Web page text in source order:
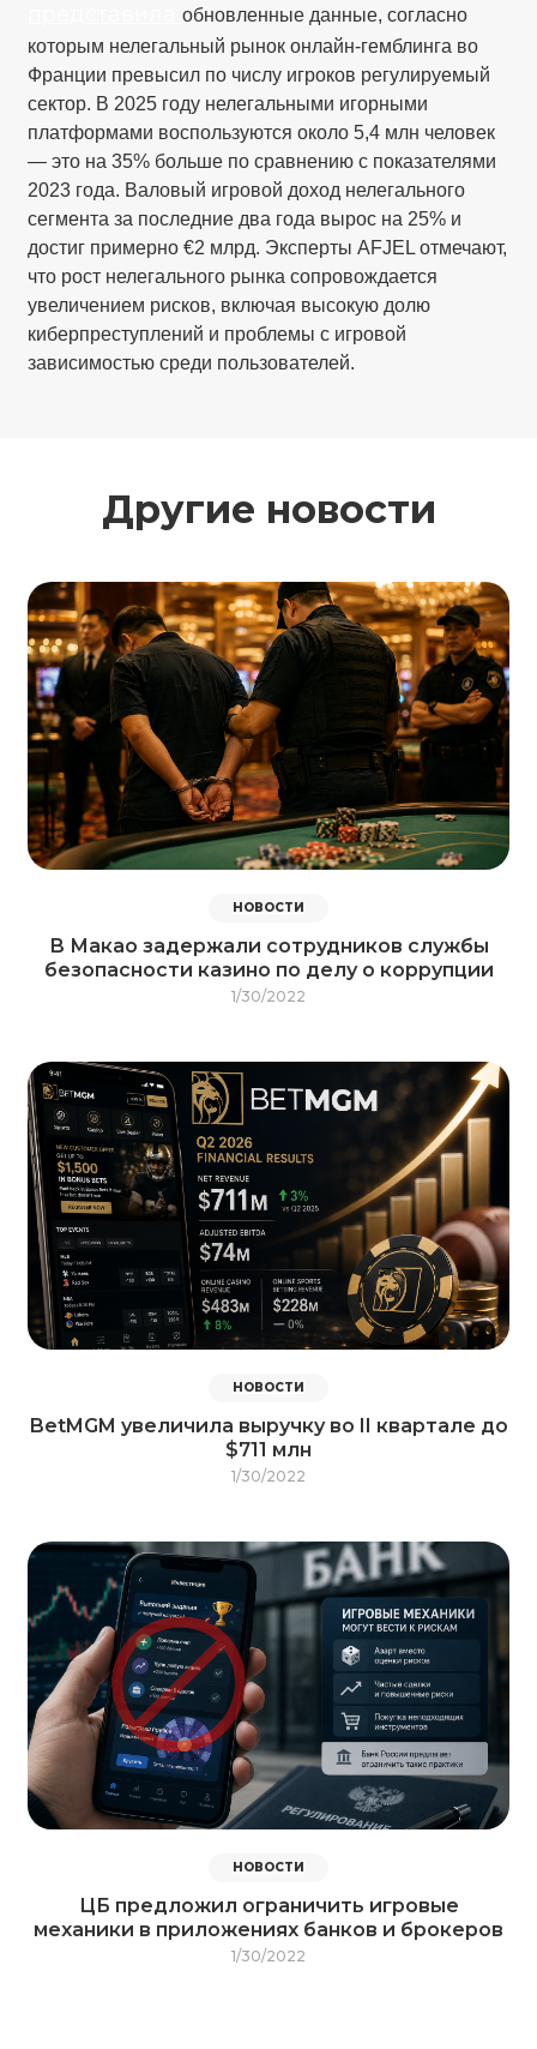
представилаобновленные данные, согласно
которым нелегальный рынок онлайн-гемблинга во
Франции превысил по числу игроков регулируемый
сектор. В 2025 году нелегальными игорными
платформами воспользуются около 5,4 млн человек
— это на 35% больше по сравнению с показателями
2023 года. Валовый игровой доход нелегального
сегмента за последние два года вырос на 25% и
достиг примерно €2 млрд. Эксперты AFJEL отмечают,
что рост нелегального рынка сопровождается
увеличением рисков, включая высокую долю
киберпреступлений и проблемы с игровой
зависимостью среди пользователей.
Другие новости
НОВОСТИ
В Макао задержали сотрудников службы
безопасности казино по делу о коррупции
1/30/2022
НОВОСТИ
BetMGM увеличила выручку во II квартале до
$711 млн
1/30/2022
НОВОСТИ
ЦБ предложил ограничить игровые
механики в приложениях банков и брокеров
1/30/2022